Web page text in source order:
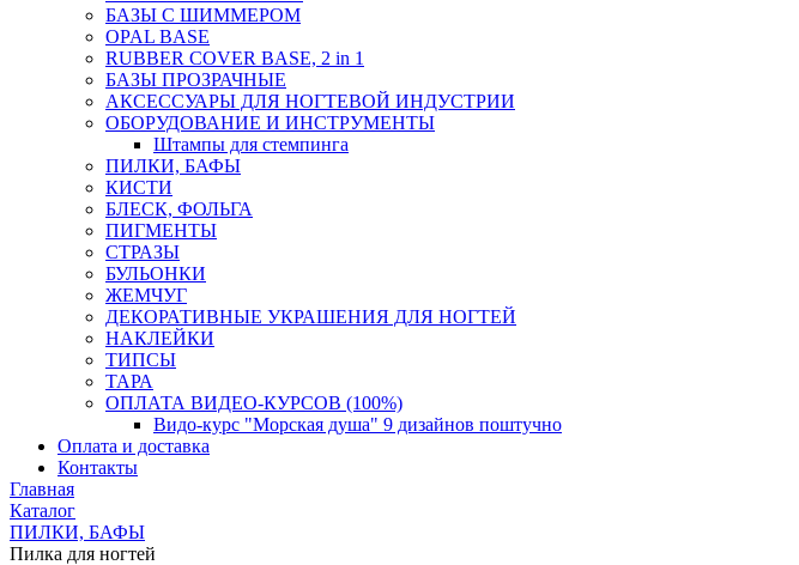
БАЗЫ С ШИММЕРОМ
OPAL BASE
RUBBER COVER BASE, 2 in 1
БАЗЫ ПРОЗРАЧНЫЕ
АКСЕССУАРЫ ДЛЯ НОГТЕВОЙ ИНДУСТРИИ
ОБОРУДОВАНИЕ И ИНСТРУМЕНТЫ
Штампы для стемпинга
ПИЛКИ, БАФЫ
КИСТИ
БЛЕСК, ФОЛЬГА
ПИГМЕНТЫ
СТРАЗЫ
БУЛЬОНКИ
ЖЕМЧУГ
ДЕКОРАТИВНЫЕ УКРАШЕНИЯ ДЛЯ НОГТЕЙ
НАКЛЕЙКИ
ТИПСЫ
ТАРА
ОПЛАТА ВИДЕО-КУРСОВ (100%)
Видо-курс "Морская душа" 9 дизайнов поштучно
Оплата и доставка
Контакты
Главная
Каталог
ПИЛКИ, БАФЫ
Пилка для ногтей